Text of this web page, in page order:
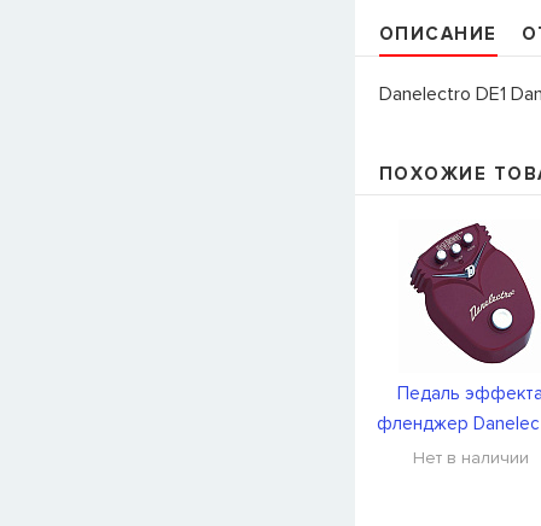
ОПИСАНИЕ
Danelectro DE1
ПОХОЖИЕ
Педаль
фленджер
DJ8
Нет в наличии